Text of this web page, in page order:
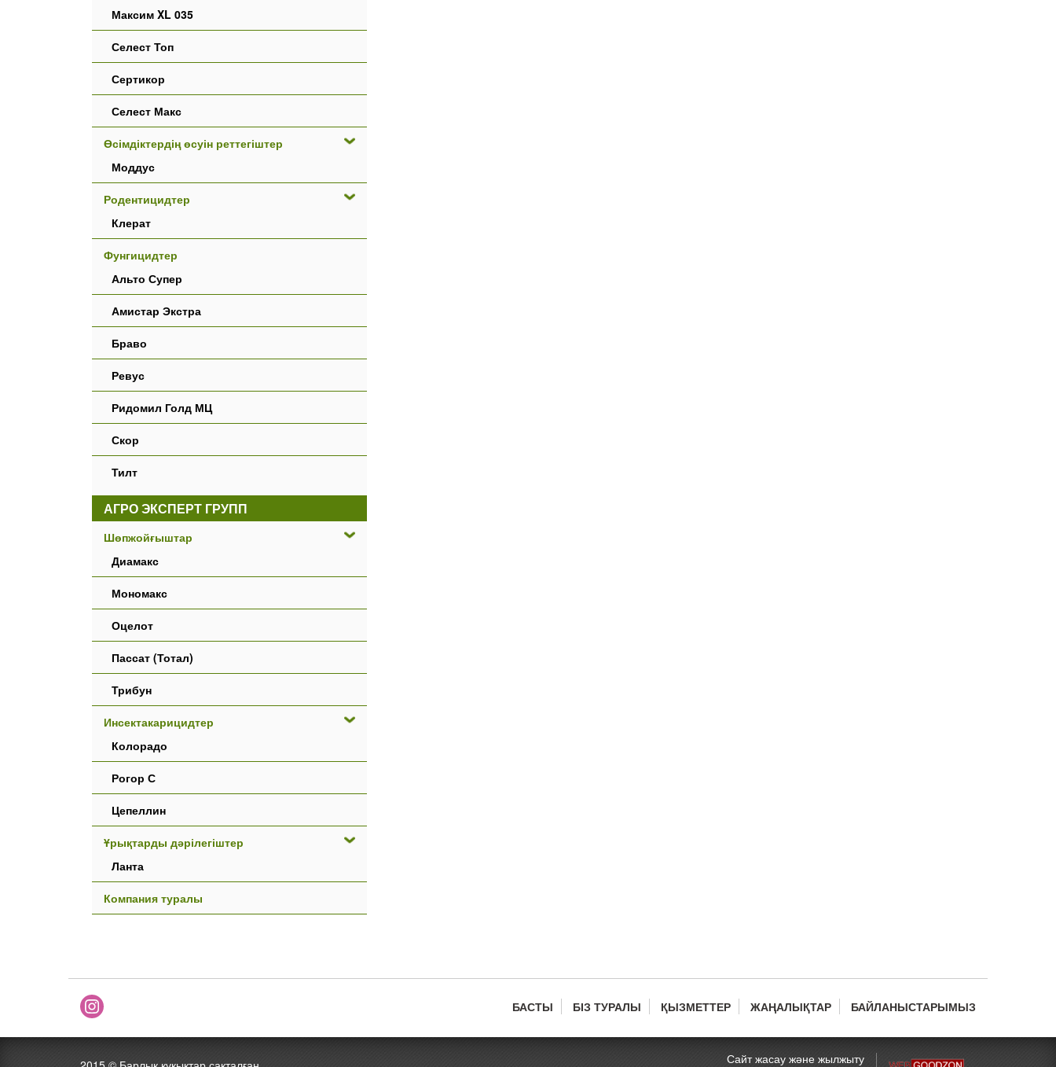
Максим XL 035
Селест Топ
Сертикор
Селест Макс
Өсімдіктердің өсуін реттегіштер
Моддус
Родентицидтер
Клерат
Фунгицидтер
Альто Супер
Амистар Экстра
Браво
Ревус
Ридомил Голд МЦ
Скор
Тилт
АГРО ЭКСПЕРТ ГРУПП
Шөпжойғыштар
Диамакс
Мономакс
Оцелот
Пассат (Тотал)
Трибун
Инсектакарицидтер
Колорадо
Рогор С
Цепеллин
Ұрықтарды дәрілегіштер
Ланта
Компания туралы
menu
БАСТЫ БІЗ ТУРАЛЫ ҚЫЗМЕТТЕР ЖАҢАЛЫҚТАР БАЙЛАНЫСТАРЫМЫЗ
Сайт жасау және жылжыту